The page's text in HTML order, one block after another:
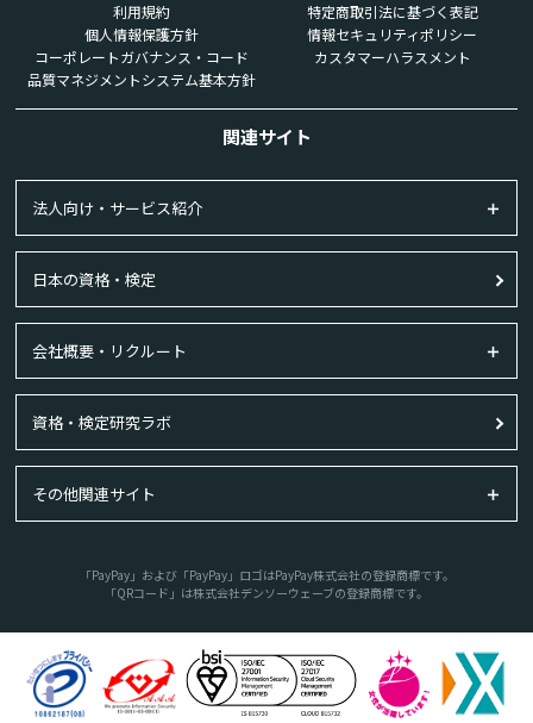
利用規約
特定商取引法に基づく表記
個人情報保護方針
情報セキュリティポリシー
コーポレートガバナンス・コード
カスタマーハラスメント
品質マネジメントシステム基本方針
関連サイト
法人向け・サービス紹介
日本の資格・検定
会社概要・リクルート
資格・検定研究ラボ
その他関連サイト
「PayPay」および「PayPay」ロゴはPayPay株式会社の登録商標です。
「QRコード」は株式会社デンソーウェーブの登録商標です。